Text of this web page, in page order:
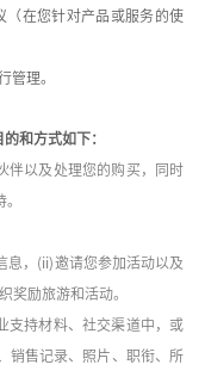
（在您针对产品或服务的使
管理。
和方式如下：
伴以及处理您的购买，同时
息， (ii)邀请您参加活动以及
奖励旅游和活动。
支持材料、社交渠道中，或
销售记录、照片、职衔、所